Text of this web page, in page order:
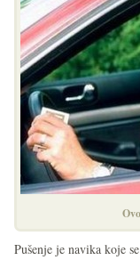
Pušenje je navika koje